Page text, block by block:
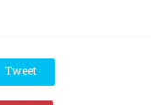
Tweet